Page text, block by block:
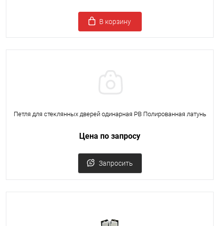
В корзину
Петля для стеклянных дверей одинарная PB Полированная латунь
Цена по запросу
Запросить